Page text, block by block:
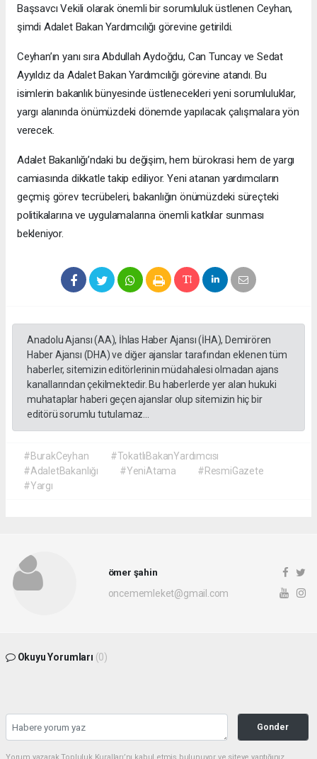
Başsavcı Vekili olarak önemli bir sorumluluk üstlenen Ceyhan,
şimdi Adalet Bakan Yardımcılığı görevine getirildi.
Ceyhan’ın yanı sıra Abdullah Aydoğdu, Can Tuncay ve Sedat
Ayyıldız da Adalet Bakan Yardımcılığı görevine atandı. Bu
isimlerin bakanlık bünyesinde üstlenecekleri yeni sorumluluklar,
yargı alanında önümüzdeki dönemde yapılacak çalışmalara yön
verecek.
Adalet Bakanlığı’ndaki bu değişim, hem bürokrasi hem de yargı
camiasında dikkatle takip ediliyor. Yeni atanan yardımcıların
geçmiş görev tecrübeleri, bakanlığın önümüzdeki süreçteki
politikalarına ve uygulamalarına önemli katkılar sunması
bekleniyor.
Anadolu Ajansı (AA), İhlas Haber Ajansı (İHA), Demirören
Haber Ajansı (DHA) ve diğer ajanslar tarafından eklenen tüm
haberler, sitemizin editörlerinin müdahalesi olmadan ajans
kanallarından çekilmektedir. Bu haberlerde yer alan hukuki
muhataplar haberi geçen ajanslar olup sitemizin hiç bir
editörü sorumlu tutulamaz...
#BurakCeyhan
#TokatlıBakanYardımcısı
#AdaletBakanlığı
#YeniAtama
#ResmiGazete
#Yargı
ömer şahin
oncememleket@gmail.com
Okuyu Yorumları (0)
Gonder
Yorum yazarak Topluluk Kuralları’nı kabul etmiş bulunuyor ve siteye yaptığınız